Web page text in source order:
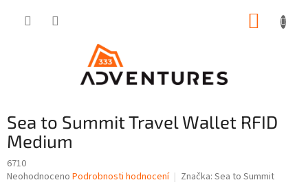
Sea to Summit Travel Wallet RFID
Medium
6710
Průměrné
Neohodnoceno Podrobnosti hodnocení Značka: Sea to Summit